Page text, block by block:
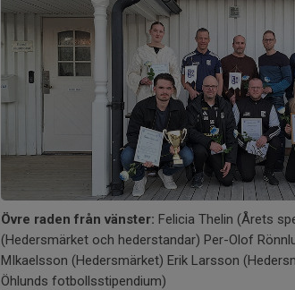
Övre raden från vänster: Felicia Thelin (Årets
(Hedersmärket och hederstandar) Per-Olof
MIkaelsson (Hedersmärket) Erik Larsson
Öhlunds fotbollsstipendium)